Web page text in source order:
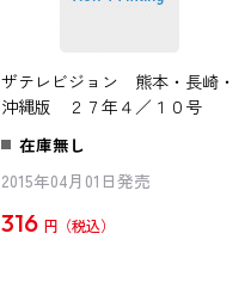
ザテレビジョン 熊本・長崎・
沖縄版 ２７年４／１０号
在庫無し
2015年04月01日発売
316 円